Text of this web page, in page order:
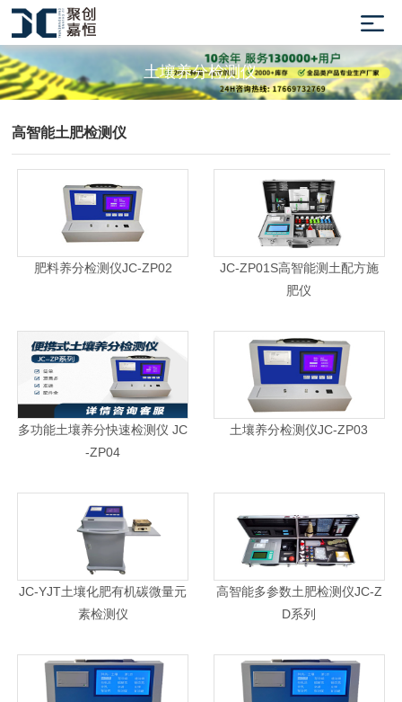
土壤养分检测仪
高智能土肥检测仪
肥料养分检测仪JC-ZP02
JC-ZP01S高智能测土配方施
肥仪
多功能土壤养分快速检测仪 JC
-ZP04
土壤养分检测仪JC-ZP03
JC-YJT土壤化肥有机碳微量元
素检测仪
高智能多参数土肥检测仪JC-Z
D系列